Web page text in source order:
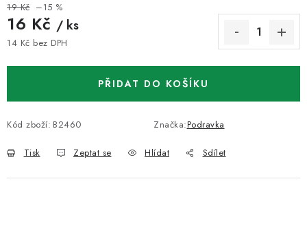
19 Kč –15 %
16 Kč / ks
14 Kč bez DPH
PŘIDAT DO KOŠÍKU
Kód zboží: B2460 Značka:Podravka
Tisk Zeptat se Hlídat Sdílet